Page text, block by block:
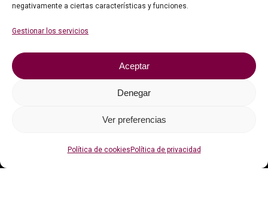
negativamente a ciertas características y funciones.
Gestionar los servicios
Aceptar
Denegar
Ver preferencias
Política de cookies Política de privacidad
Política de privacidad
Política de cookies (UE)